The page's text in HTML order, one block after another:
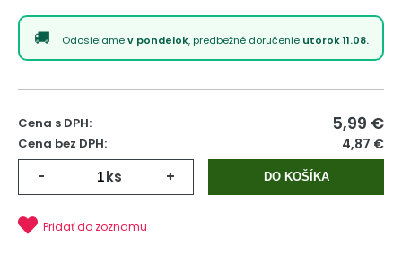
Odosielamev pondelok, predbežné doručenie utorok 11.08.
Cena s DPH: 5,99 €
Cena bez DPH: 4,87 €
- ks + DO KOŠÍKA
Pridať do zoznamu